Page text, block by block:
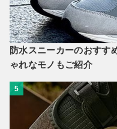
防水スニーカーのおすす
ゃれなモノもご紹介
5